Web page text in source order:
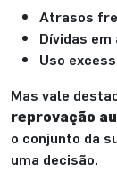
Atrasos
Dívidas
Uso
Mas vale
reprovação
o conjunto da
uma decisão.